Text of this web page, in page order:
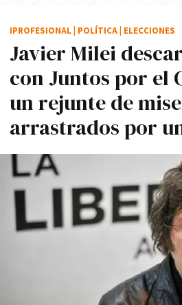
Javier Milei
con Juntos por el
un rejunte de
arrastrados por
IPROFESIONAL POLÍTICA ELECCIONES